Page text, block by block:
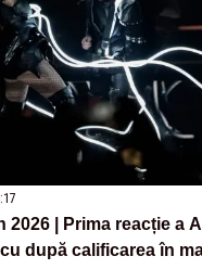
2026 | Prima reacție a
după calificarea în